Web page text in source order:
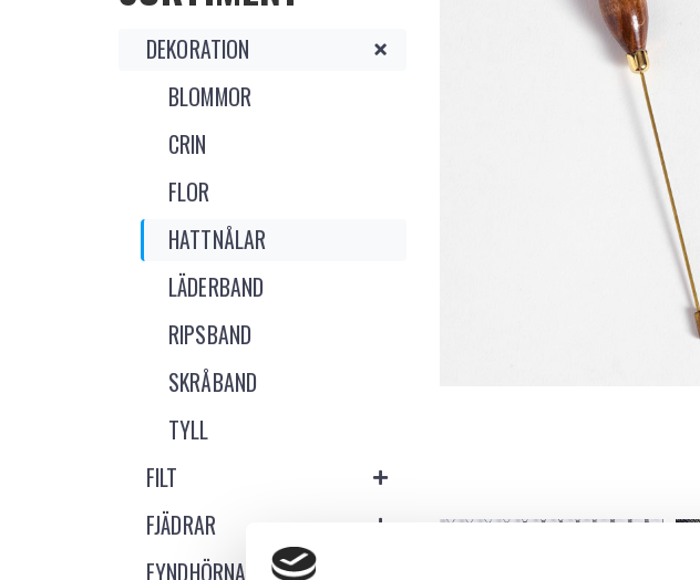
DEKORATION
BLOMMOR
CRIN
FLOR
HATTNÅLAR
LÄDERBAND
RIPSBAND
SKRÅBAND
TYLL
FILT
FJÄDRAR
FYNDHÖRNA